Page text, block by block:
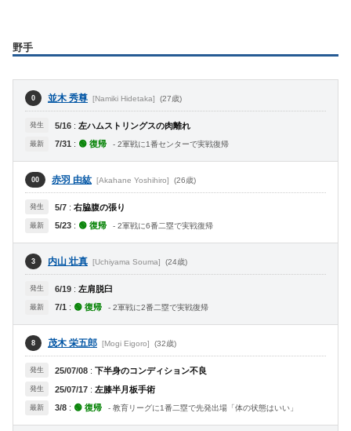
野手
0 並木 秀尊 [Namiki Hidetaka] (27歳)
発生 5/16 : 左ハムストリングスの肉離れ
最新 7/31 : 🟢 復帰 - 2軍戦に1番センターで実戦復帰
00 赤羽 由紘 [Akahane Yoshihiro] (26歳)
発生 5/7 : 右脇腹の張り
最新 5/23 : 🟢 復帰 - 2軍戦に6番二塁で実戦復帰
3 内山 壮真 [Uchiyama Souma] (24歳)
発生 6/19 : 左肩脱臼
最新 7/1 : 🟢 復帰 - 2軍戦に2番二塁で実戦復帰
8 茂木 栄五郎 [Mogi Eigoro] (32歳)
発生 25/07/08 : 下半身のコンディション不良
発生 25/07/17 : 左膝半月板手術
最新 3/8 : 🟢 復帰 - 教育リーグに1番二塁で先発出場「体の状態はいい」